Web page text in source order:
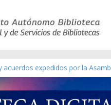
acuerdos expedidos por la
gráfico]
[material gráfico]
de Venezuela año